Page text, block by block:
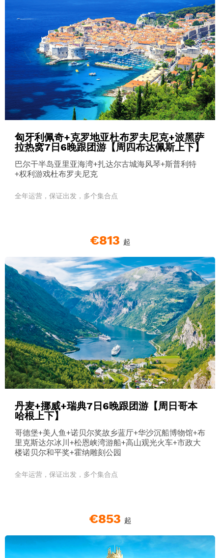
匈牙利佩奇+克罗地亚杜布罗夫尼克+波黑萨
拉热窝7日6晚跟团游【周四布达佩斯上下】
巴尔干半岛亚里亚海湾+扎达尔古城海风琴+斯普利特
+权利游戏杜布罗夫尼克
全年运营，保证出发，多个集合点
€813 起
丹麦+挪威+瑞典7日6晚跟团游【周日哥本
哈根上下】
哥德堡+美人鱼+诺贝尔奖故乡蓝厅+华沙沉船博物馆+布
里克斯达尔冰川+松恩峡湾游船+高山观光火车+市政大
楼诺贝尔和平奖+霍纳雕刻公园
全年运营，保证出发，多个集合点
€853 起